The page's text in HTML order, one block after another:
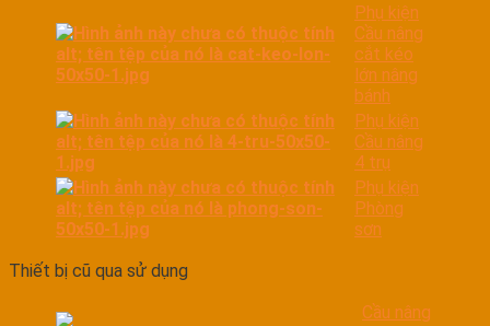
Phụ kiện
Cầu nâng
cắt kéo
lớn nâng
bánh
Phụ kiện
Cầu nâng
4 trụ
Phụ kiện
Phòng
sơn
Thiết bị cũ qua sử dụng
Cầu nâng